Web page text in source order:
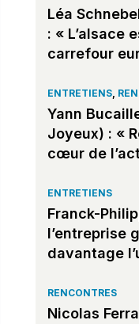
Léa
: « L’alsace
carrefour
ENTRETIENS,
Yann
Joyeux) : «
cœur de
ENTRETIENS
Franck-
l’entreprise
davantage
RENCONTRES
Nicolas